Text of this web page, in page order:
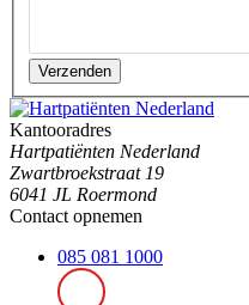
Verzenden
Kantooradres
Hartpatiënten Nederland
Zwartbroekstraat 19
6041 JL Roermond
Contact opnemen
085 081 1000